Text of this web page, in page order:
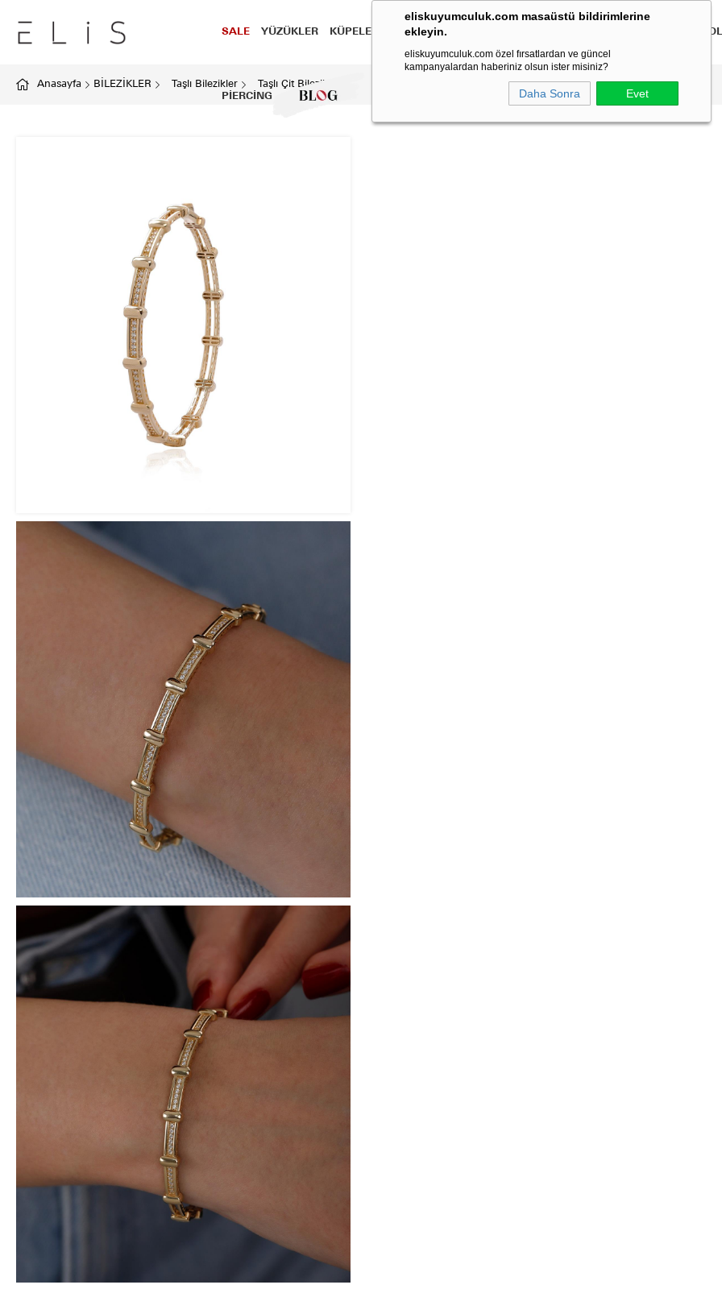
eliskuyumculuk.com masaüstü bildirimlerine
ekleyin.
eliskuyumculuk.com özel fırsatlardan ve güncel
kampanyalardan haberiniz olsun ister misiniz?
Daha Sonra Evet
SALE YÜZÜKLER KÜPELER BİLEKLİKLER
PİERCİNG BLOG
Anasayfa BİLEZİKLER Taşlı Bilezikler Taşlı Çit Bilezik